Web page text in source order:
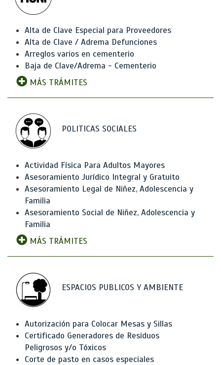
Alta de Clave Especial para Proveedores
Alta de Clave / Adrema Defunciones
Arreglos varios en cementerio
Baja de Clave/Adrema - Cementerio
MÁS TRÁMITES
POLITICAS SOCIALES
Actividad Física Para Adultos Mayores
Asesoramiento Jurídico Integral y Gratuito
Asesoramiento Legal de Niñez, Adolescencia y
Familia
Asesoramiento Social de Niñez, Adolescencia y
Familia
MÁS TRÁMITES
ESPACIOS PUBLICOS Y AMBIENTE
Autorización para Colocar Mesas y Sillas
Certificado Generadores de Residuos
Peligrosos y/o Tóxicos
Corte de pasto en casos especiales